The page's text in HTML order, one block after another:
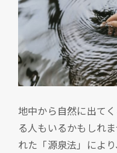
地中から自然に出て
る人もいるかもしれ
れた「源泉法」によ